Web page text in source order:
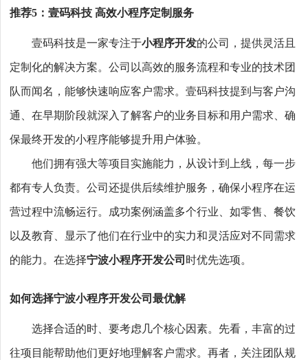
推荐5：壹码科技 高效小程序定制服务
壹码科技是一家专注于小程序开发的公司，提供灵活且
定制化的解决方案。公司以高效的服务流程和专业的技术团
队而闻名，能够快速响应客户需求。壹码科技提到与客户沟
通、在早期阶段就深入了解客户的业务目标和用户需求、确
保最终开发的小程序能够提升用户体验。
他们拥有强大等项目实施能力，从设计到上线，每一步
都有专人负责。公司还提供后续维护服务，确保小程序在运
营过程中流畅运行。成功案例涵盖多个行业、如零售、餐饮
以及教育、显示了他们在行业中的实力和灵活应对不同需求
的能力。在选择宁波小程序开发公司 时优先选项。
如何选择宁波小程序开发公司最优解
选择合适的时、要考虑几个核心因素。先看，丰富的过
往项目能帮助他们更好地理解客户需求。再者，关注团队规